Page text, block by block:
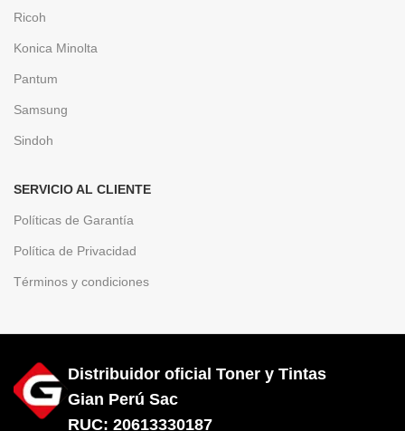
Ricoh
Konica Minolta
Pantum
Samsung
Sindoh
SERVICIO AL CLIENTE
Políticas de Garantía
Política de Privacidad
Términos y condiciones
Distribuidor oficial Toner y Tintas
Gian Perú Sac
RUC: 20613330187